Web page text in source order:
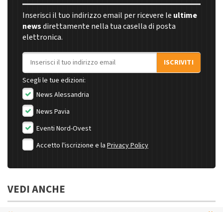
Inserisci il tuo indirizzo email per ricevere le ultime
newsdirettamente nella tua casella di posta
elettronica.
Indirizzo email
ISCRIVITI
Scegli le tue edizioni:
News Alessandria
News Pavia
Eventi Nord-Ovest
Accetto l'iscrizione e la Privacy Policy
VEDI ANCHE